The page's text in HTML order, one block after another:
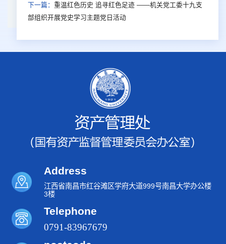
下一篇： 重温红色历史 追寻红色足迹 ——机关党工委十九支
部组织开展党史学习主题党日活动
Address
江西省南昌市红谷滩区学府大道999号南昌大学办公楼
3楼
Telephone
0791-83967679